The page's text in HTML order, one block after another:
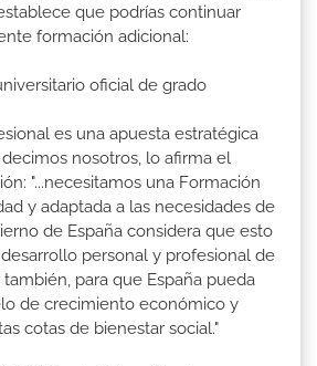
que podrías continuar
formación adicional:
oficial de grado
es una apuesta estratégica
nosotros, lo afirma el
"...necesitamos una Formación
y adaptada a las necesidades de
de España considera que esto
personal y profesional de
para que España pueda
de crecimiento económico y
cotas de bienestar social."